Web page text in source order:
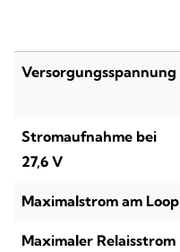
Versorgungsspannung
Stromaufnahme bei
27,6 V
Maximalstrom am Loop
Maximaler Relaisstrom